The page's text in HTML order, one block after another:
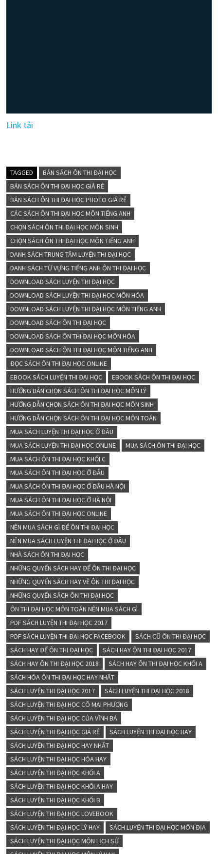
Link tải
TAGGED
BÁN SÁCH ÔN THI ĐẠI HỌC
BÁN SÁCH ÔN THI ĐẠI HỌC GIÁ RẺ
BÁN SÁCH ÔN THI ĐẠI HỌC PHOTO GIÁ RẺ
CÁC SÁCH ÔN THI ĐẠI HỌC MÔN TIẾNG ANH
CHỌN SÁCH ÔN THI ĐẠI HỌC MÔN SINH
CHỌN SÁCH ÔN THI ĐẠI HỌC MÔN TIẾNG ANH
DANH SÁCH TRUNG TÂM LUYỆN THI ĐẠI HỌC
DANH SÁCH TỪ VỰNG TIẾNG ANH ÔN THI ĐẠI HỌC
DOWNLOAD SÁCH LUYỆN THI ĐẠI HỌC
DOWNLOAD SÁCH LUYỆN THI ĐẠI HỌC MÔN HÓA
DOWNLOAD SÁCH LUYỆN THI ĐẠI HỌC MÔN TIẾNG ANH
DOWNLOAD SÁCH ÔN THI ĐẠI HỌC
DOWNLOAD SÁCH ÔN THI ĐẠI HỌC MÔN HÓA
DOWNLOAD SÁCH ÔN THI ĐẠI HỌC MÔN TIẾNG ANH
ĐỌC SÁCH ÔN THI ĐẠI HỌC ONLINE
EBOOK SÁCH LUYỆN THI ĐẠI HỌC
EBOOK SÁCH ÔN THI ĐẠI HỌC
HƯỚNG DẪN CHỌN SÁCH ÔN THI ĐẠI HỌC MÔN LÝ
HƯỚNG DẪN CHỌN SÁCH ÔN THI ĐẠI HỌC MÔN SINH
HƯỚNG DẪN CHỌN SÁCH ÔN THI ĐẠI HỌC MÔN TOÁN
MUA SÁCH LUYỆN THI ĐẠI HỌC Ở ĐÂU
MUA SÁCH LUYỆN THI ĐẠI HỌC ONLINE
MUA SÁCH ÔN THI ĐẠI HỌC
MUA SÁCH ÔN THI ĐẠI HỌC KHỐI C
MUA SÁCH ÔN THI ĐẠI HỌC Ở ĐÂU
MUA SÁCH ÔN THI ĐẠI HỌC Ở ĐÂU HÀ NỘI
MUA SÁCH ÔN THI ĐẠI HỌC Ở HÀ NỘI
MUA SÁCH ÔN THI ĐẠI HỌC ONLINE
NÊN MUA SÁCH GÌ ĐỂ ÔN THI ĐẠI HỌC
NÊN MUA SÁCH LUYỆN THI ĐẠI HỌC Ở ĐÂU
NHÀ SÁCH ÔN THI ĐẠI HỌC
NHỮNG QUYỂN SÁCH HAY ĐỂ ÔN THI ĐẠI HỌC
NHỮNG QUYỂN SÁCH HAY VỀ ÔN THI ĐẠI HỌC
NHỮNG QUYỂN SÁCH ÔN THI ĐẠI HỌC
ÔN THI ĐẠI HỌC MÔN TOÁN NÊN MUA SÁCH GÌ
PDF SÁCH LUYỆN THI ĐẠI HỌC 2017
PDF SÁCH LUYỆN THI ĐẠI HỌC FACEBOOK
SÁCH CŨ ÔN THI ĐẠI HỌC
SÁCH HAY ĐỂ ÔN THI ĐẠI HỌC
SÁCH HAY ÔN THI ĐẠI HỌC 2017
SÁCH HAY ÔN THI ĐẠI HỌC 2018
SÁCH HAY ÔN THI ĐẠI HỌC KHỐI A
SÁCH HÓA ÔN THI ĐẠI HỌC HAY NHẤT
SÁCH LUYỆN THI ĐẠI HỌC 2017
SÁCH LUYỆN THI ĐẠI HỌC 2018
SÁCH LUYỆN THI ĐẠI HỌC CÔ MAI PHƯƠNG
SÁCH LUYỆN THI ĐẠI HỌC CỦA VĨNH BÁ
SÁCH LUYỆN THI ĐẠI HỌC GIÁ RẺ
SÁCH LUYỆN THI ĐẠI HỌC HAY
SÁCH LUYỆN THI ĐẠI HỌC HAY NHẤT
SÁCH LUYỆN THI ĐẠI HỌC HÓA HAY
SÁCH LUYỆN THI ĐẠI HỌC KHỐI A
SÁCH LUYỆN THI ĐẠI HỌC KHỐI A HAY
SÁCH LUYỆN THI ĐẠI HỌC KHỐI B
SÁCH LUYỆN THI ĐẠI HỌC LOVEBOOK
SÁCH LUYỆN THI ĐẠI HỌC LÝ HAY
SÁCH LUYỆN THI ĐẠI HỌC MÔN ĐỊA
SÁCH LUYỆN THI ĐẠI HỌC MÔN LỊCH SỬ